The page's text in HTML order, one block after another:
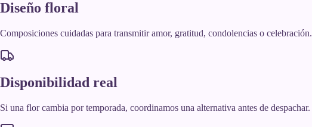
Diseño floral
Composiciones cuidadas para transmitir amor, gratitud, condolencias o celebración.
Disponibilidad real
Si una flor cambia por temporada, coordinamos una alternativa antes de despachar.